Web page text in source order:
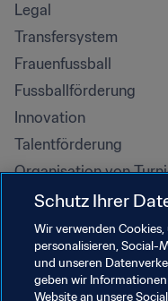
Legal
Transfersystem
Frauenfussball
Fussballförderung
Innovation
Talentförderung
Organisation von
Nachhaltigkeit
Menschenrechte und
Antidiskriminierung
Gesundheit und
Schutz Ihrer
Wir verwenden
personalisieren, Social-
und unseren
geben wir
Website an unsere